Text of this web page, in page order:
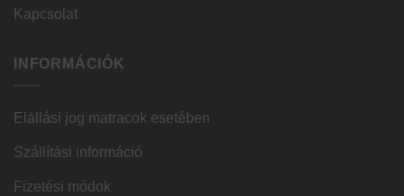
Kapcsolat
INFORMÁCIÓK
Elállási jog matracok esetében
Szállítási információ
Fizetési módok